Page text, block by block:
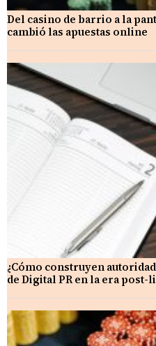
Del casino de barrio a la
cambió las apuestas online
¿Cómo construyen
de Digital PR en la era post-